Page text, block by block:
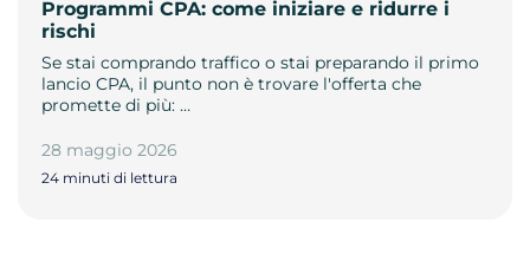
Programmi CPA: come iniziare e ridurre i
rischi
Se stai comprando traffico o stai preparando il primo
lancio CPA, il punto non è trovare l'offerta che
promette di più: …
28 maggio 2026
24 minuti di lettura